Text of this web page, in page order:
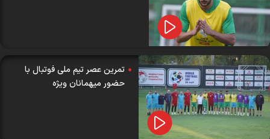
تمرین عصر تیم ملی فوتبال با
حضور میهمانان ویژه